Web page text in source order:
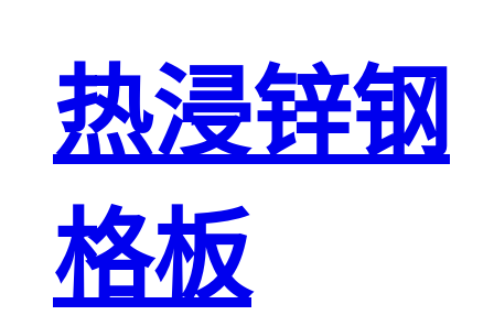
热浸锌钢
格板